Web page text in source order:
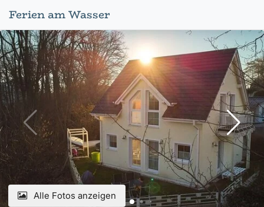
Ferien am Wasser
Alle Fotos anzeigen